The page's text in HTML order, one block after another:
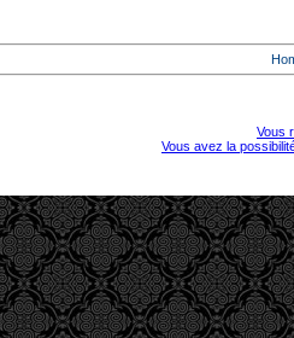
Vous
Vous avez la